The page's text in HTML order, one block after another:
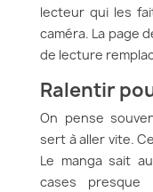
lecteur qui les
caméra. La page
de lecture
Ralentir
On pense
sert à aller vite.
Le manga sait
cases presque